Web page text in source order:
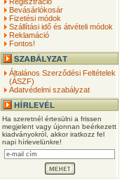
Bevásárlókosár
Fizetési módok
Szállítási idő és átvételi módok
Reklamáció
Fontos!
Általános Szerződési Feltételek
(ÁSZF)
Adatvédelmi szabályzat
Ha szeretnél értesülni a frissen
megjelent vagy újonnan beérkezett
kiadványokról, akkor iratkozz fel
napi hírlevelünkre!